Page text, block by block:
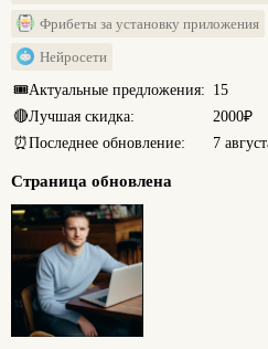
Фрибеты за установку приложения
Нейросети
🎟️Актуальные предложения: 15
🔴Лучшая скидка:
2000₽
⏰Последнее обновление: 7
Страница обновлена